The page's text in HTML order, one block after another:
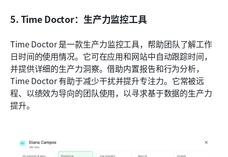
5. Time Doctor：生产力监控工具
Time Doctor 是一款生产力监控工具，帮助团队了解工作
日时间的使用情况。它可在应用和网站中自动跟踪时间，
并提供详细的生产力洞察。借助内置报告和行为分析，
Time Doctor 有助于减少干扰并提升专注力。它常被远
程、以绩效为导向的团队使用，以寻求基于数据的生产力
提升。